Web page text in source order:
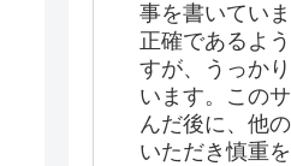
事を書いてい
正確であるよ
すが、うっか
います。この
んだ後に、他
いただき慎重